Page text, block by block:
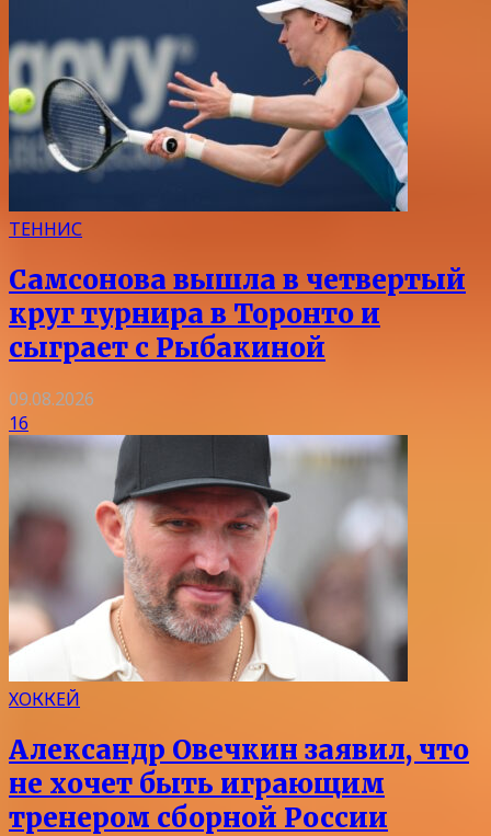
ТЕННИС
Самсонова вышла в четвертый
круг турнира в Торонто и
сыграет с Рыбакиной
09.08.2026
16
ХОККЕЙ
Александр Овечкин заявил, что
не хочет быть играющим
тренером сборной России